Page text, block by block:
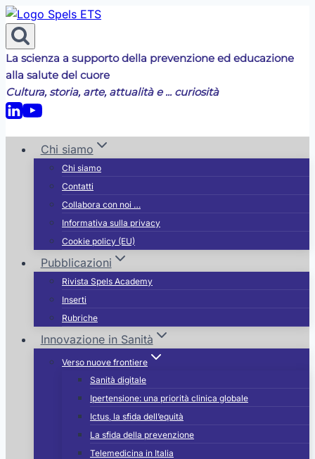
Salta
al
contenuto
La scienza a supporto della prevenzione ed educazione
alla salute del cuore
Cultura, storia, arte, attualità e ... curiosità
Chi siamo
Chi siamo
Contatti
Collabora con noi …
Informativa sulla privacy
Cookie policy (EU)
Pubblicazioni
Rivista Spels Academy
Inserti
Rubriche
Innovazione in Sanità
Verso nuove frontiere
Sanità digitale
Ipertensione: una priorità clinica globale
Ictus, la sfida dell’equità
La sfida della prevenzione
Telemedicina in Italia